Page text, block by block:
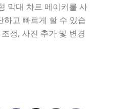
막대 차트 메이커를 사
하고 빠르게 할 수 있습
정, 사진 추가 및 변경